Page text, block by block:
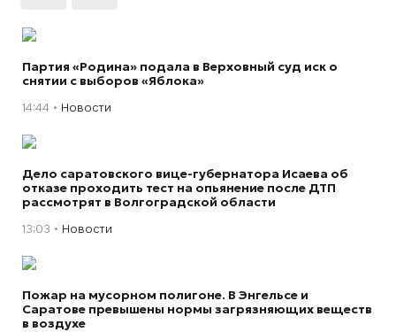
Партия «Родина» подала в Верховный суд иск о
снятии с выборов «Яблока»
14:44 Новости
Дело саратовского вице-губернатора Исаева об
отказе проходить тест на опьянение после ДТП
рассмотрят в Волгоградской области
13:03 Новости
Пожар на мусорном полигоне. В Энгельсе и
Саратове превышены нормы загрязняющих веществ
в воздухе